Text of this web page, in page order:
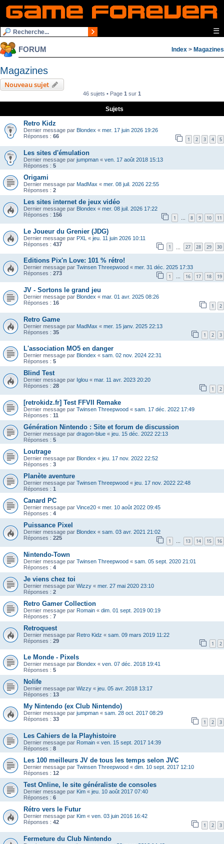
☰
FORUM Index > Magazines
Magazines
Nouveau sujet
46 sujets • Page 1 sur 1
Sujets
Retro Kidz
Dernier message par Blondex « mer. 17 juin 2026 19:26
Réponses : 66 1 2 3 4 5
Les sites d'émulation
Dernier message par jumpman « ven. 17 août 2018 15:13
Réponses : 5
Origami
Dernier message par MadMax « mer. 08 juil. 2026 22:55
Réponses : 2
Les sites internet de jeux vidéo
Dernier message par Blondex « mer. 08 juil. 2026 17:22
Réponses : 156 1 … 8 9 10 11
Le Joueur du Grenier (JDG)
Dernier message par PXL « jeu. 11 juin 2026 10:11
Réponses : 437 1 27 28 29 30
Editions Pix'n Love: 101 % rétro!
Dernier message par Twinsen Threepwood « mer. 31 déc. 2025 17:33
Réponses : 273 1 … 16 17 18 19
JV - Sortons le grand jeu
Dernier message par Blondex « mar. 01 avr. 2025 08:26
Réponses : 16 1 2
Retro Game
Dernier message par MadMax « mer. 15 janv. 2025 22:13
Réponses : 35 1 2 3
L'association MO5 en danger
Dernier message par Blondex « sam. 02 nov. 2024 22:31
Réponses : 5
Blind Test
Dernier message par Iglou « mar. 11 avr. 2023 20:20
Réponses : 28 1 2
[retrokidz.fr] Test FFVII Remake
Dernier message par Twinsen Threepwood « sam. 17 déc. 2022 17:49
Réponses : 11
Génération Nintendo : Site et forum de discussion
Dernier message par dragon-blue « jeu. 15 déc. 2022 22:13
Réponses : 5
Loutrage
Dernier message par Blondex « jeu. 17 nov. 2022 22:52
Réponses : 3
Planète aventure
Dernier message par Twinsen Threepwood « jeu. 17 nov. 2022 22:48
Réponses : 1
Canard PC
Dernier message par Vince20 « mer. 10 août 2022 09:45
Réponses : 4
Puissance Pixel
Dernier message par Blondex « sam. 03 avr. 2021 21:02
Réponses : 225 1 … 13 14 15 16
Nintendo-Town
Dernier message par Twinsen Threepwood « sam. 05 sept. 2020 21:01
Réponses : 4
Je viens chez toi
Dernier message par Wizzy « mer. 27 mai 2020 23:10
Réponses : 2
Retro Gamer Collection
Dernier message par Romain « dim. 01 sept. 2019 00:19
Réponses : 7
Retroquest
Dernier message par Retro Kidz « sam. 09 mars 2019 11:22
Réponses : 29 1 2
Le Monde - Pixels
Dernier message par Blondex « ven. 07 déc. 2018 19:41
Réponses : 5
Nolife
Dernier message par Wizzy « jeu. 05 avr. 2018 13:17
Réponses : 13
My Nintendo (ex Club Nintendo)
Dernier message par jumpman « sam. 28 oct. 2017 08:29
Réponses : 33 1 2 3
Les Cahiers de la Playhistoire
Dernier message par Romain « ven. 15 sept. 2017 14:39
Réponses : 8
Les 100 meilleurs JV de tous les temps selon JVC
Dernier message par Twinsen Threepwood « dim. 10 sept. 2017 12:10
Réponses : 12
Test Online, le site généraliste de consoles
Dernier message par Kim « jeu. 10 août 2017 07:40
Réponses : 6
Rétro vers le Futur
Dernier message par Kim « ven. 03 juin 2016 16:42
Réponses : 42 1 2 3
Fermeture du Club Nintendo